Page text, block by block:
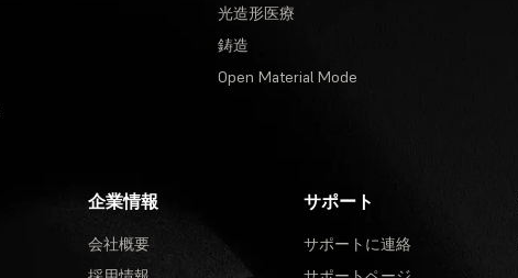
光造形医療
鋳造
Open Material Mode
企業情報
会社概要
サポート
サポートに連絡